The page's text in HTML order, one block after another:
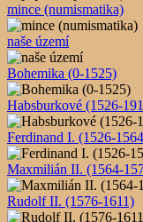
mince (numismatika)
naše území
Bohemika (0-1525)
Habsburkové (1526-
Ferdinand I. (1526-
Maxmilián II. (1564-
Rudolf II. (1576-1611)